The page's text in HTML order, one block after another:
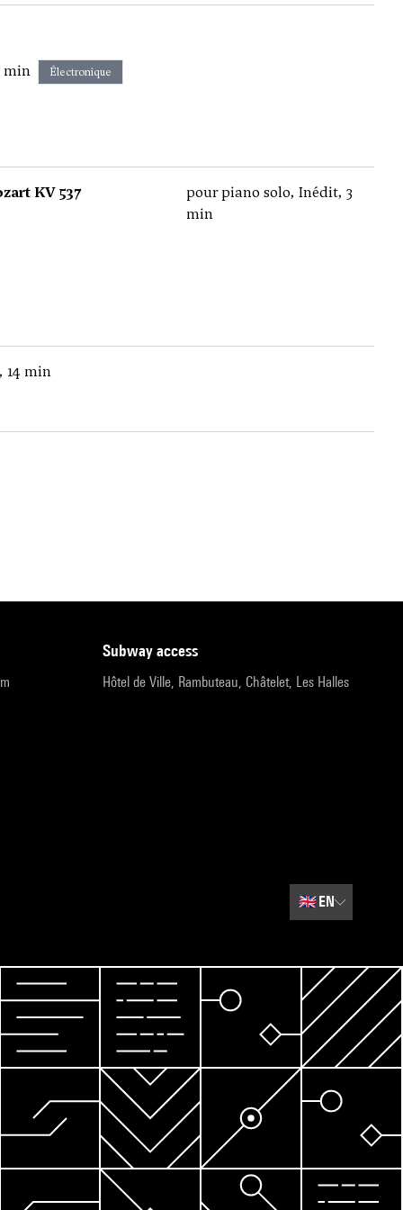
min Électronique
KV 537
pour piano solo, Inédit, 3
min
14 min
subway access
Hôtel de Ville, Rambuteau, Châtelet, Les Halles
🇬🇧EN